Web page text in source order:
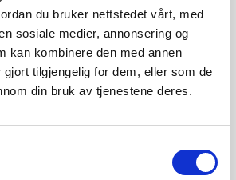
du bruker nettstedet vårt, med
sosiale medier, annonsering og
kan kombinere den med annen
gjort tilgjengelig for dem, eller som de
din bruk av tjenestene deres.
meiner NVE at ei utbygging av
vil redusere moglegheitene for å
under eller etter utbygging, seier